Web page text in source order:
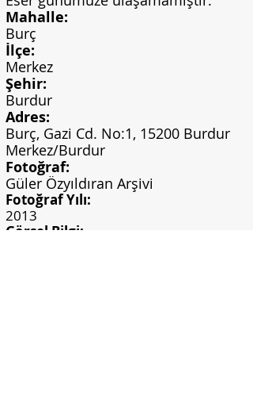
Mahalle:
Burç
İlçe:
Merkez
Şehir:
Burdur
Adres:
Burç, Gazi Cd. No:1, 15200 Burdur
Merkez/Burdur
Fotoğraf:
Güler Özyıldıran Arşivi
Fotoğraf Yılı:
2013
Görsel Bilgi: